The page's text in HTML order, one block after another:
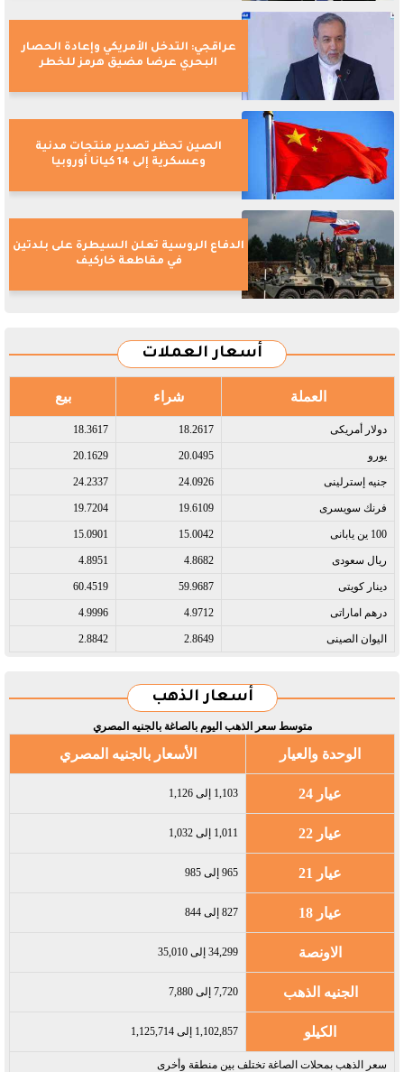
عراقجي: التدخل الأمريكي وإعادة الحصار
البحري عرضا مضيق هرمز للخطر
الصين تحظر تصدير منتجات مدنية
وعسكرية إلى 14 كيانا أوروبيا
الدفاع الروسية تعلن السيطرة على بلدتين
في مقاطعة خاركيف
أسعار العملات
العملة شراء بيع
دولار أمريكى​ 18.2617
18.3617
يورو​ 20.0495
20.1629
جنيه إسترلينى​ 24.0926
24.2337
فرنك سويسرى​ 19.6109
19.7204
100 ين يابانى​ 15.0042
15.0901
ريال سعودى​ 4.8682
4.8951
دينار كويتى​ 59.9687
60.4519
درهم اماراتى​ 4.9712
4.9996
اليوان الصينى​ 2.8649
2.8842
أسعار الذهب
متوسط سعر الذهب اليوم بالصاغة بالجنيه المصري
الوحدة والعيار الأسعار بالجنيه المصري
عيار 24 1,103 إلى 1,126
عيار 22 1,011 إلى 1,032
عيار 21 965 إلى 985
عيار 18 827 إلى 844
الاونصة 34,299 إلى 35,010
الجنيه الذهب 7,720 إلى 7,880
الكيلو 1,102,857 إلى 1,125,714
سعر الذهب بمحلات الصاغة تختلف بين منطقة وأخرى